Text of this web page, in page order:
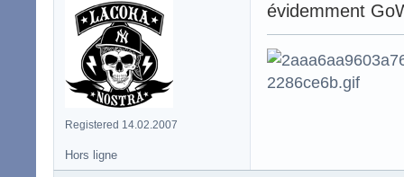
Registered 14.02.2007
évidemment
Hors ligne